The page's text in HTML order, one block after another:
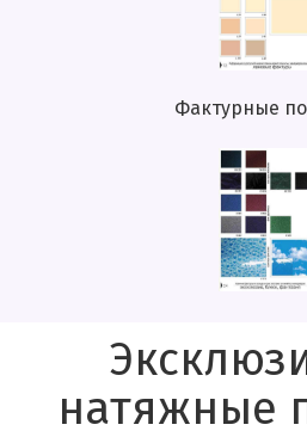
Фактурные
натяжные